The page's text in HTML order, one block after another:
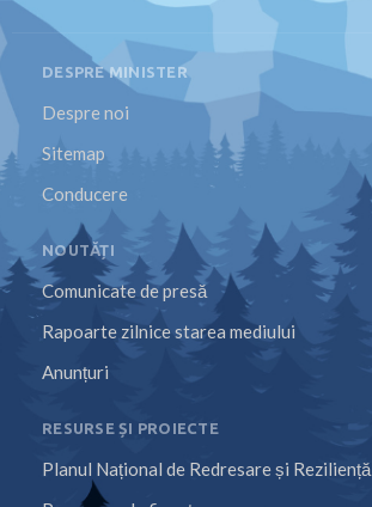
DESPRE MINISTER
Despre noi
Sitemap
Conducere
NOUTĂȚI
Comunicate de presă
Rapoarte zilnice starea mediului
Anunțuri
RESURSE ȘI PROIECTE
Planul Național de Redresare și Reziliență